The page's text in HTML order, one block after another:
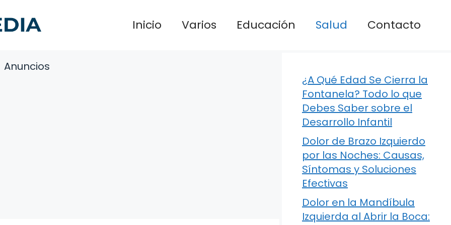
Inicio Varios Educación Salud Contacto
Anuncios
¿A Qué Edad Se Cierra la
Fontanela? Todo lo que
Debes Saber sobre el
Desarrollo Infantil
Dolor de Brazo Izquierdo
por las Noches: Causas,
Síntomas y Soluciones
Efectivas
Dolor en la Mandíbula
Izquierda al Abrir la Boca: